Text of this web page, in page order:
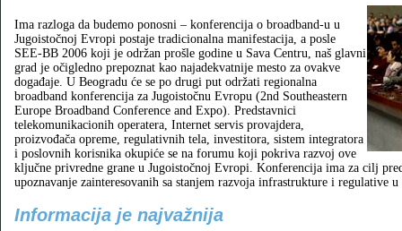
Ima razloga da budemo ponosni – konferencija o broadband-u u
Jugoistočnoj Evropi postaje tradicionalna manifestacija, a posle
SEE-BB 2006 koji je održan prošle godine u Sava Centru, naš glavni
grad je očigledno prepoznat kao najadekvatnije mesto za ovakve
događaje. U Beogradu će se po drugi put održati regionalna
broadband konferencija za Jugoistočnu Evropu (2nd Southeastern
Europe Broadband Conference and Expo). Predstavnici
telekomunikacionih operatera, Internet servis provajdera,
proizvođača opreme, regulativnih tela, investitora, sistem integratora
i poslovnih korisnika okupiće se na forumu koji pokriva razvoj ove
ključne privredne grane u Jugoistočnoj Evropi. Konferencija ima za cilj
upoznavanje zainteresovanih sa stanjem razvoja infrastrukture i regulative u
Informacija je najvažnija